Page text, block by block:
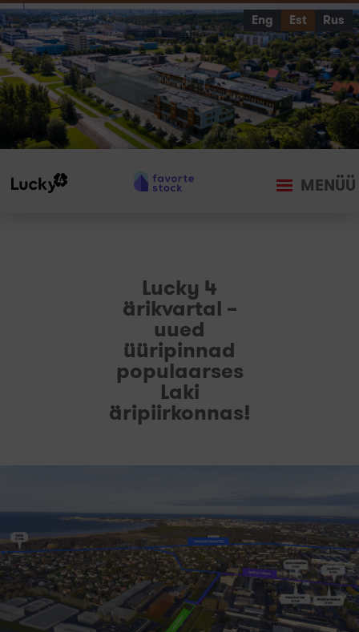
Eng Est Rus
MENÜÜ
Lucky 4
ärikvartal –
uued
üüripinnad
populaarses
Laki
äripiirkonnas!